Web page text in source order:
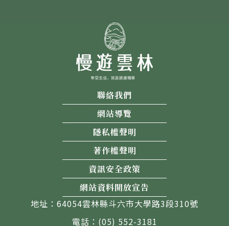
聯絡我們
網站導覽
隱私權聲明
著作權聲明
資訊安全政策
網站資料開放宣告
地址：64054雲林縣斗六市大學路3段310號
電話：(05) 552-3181